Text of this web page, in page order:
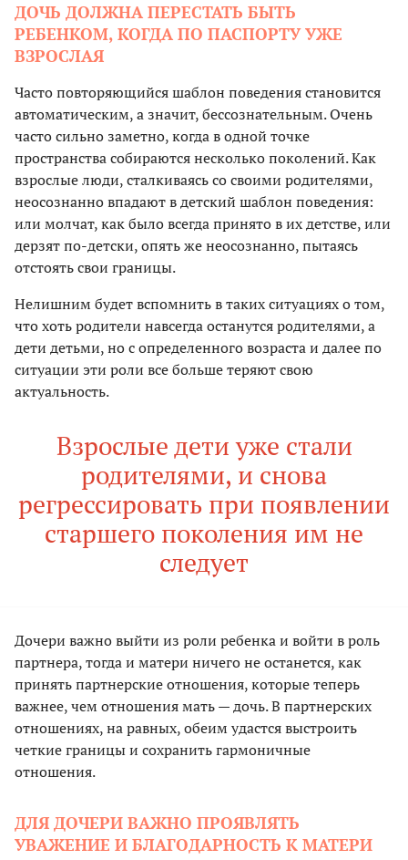
ДОЧЬ ДОЛЖНА ПЕРЕСТАТЬ БЫТЬ
РЕБЕНКОМ, КОГДА ПО ПАСПОРТУ УЖЕ
ВЗРОСЛАЯ
Часто повторяющийся шаблон поведения становится
автоматическим, а значит, бессознательным. Очень
часто сильно заметно, когда в одной точке
пространства собираются несколько поколений. Как
взрослые люди, сталкиваясь со своими родителями,
неосознанно впадают в детский шаблон поведения:
или молчат, как было всегда принято в их детстве, или
дерзят по-детски, опять же неосознанно, пытаясь
отстоять свои границы.
Нелишним будет вспомнить в таких ситуациях о том,
что хоть родители навсегда останутся родителями, а
дети детьми, но с определенного возраста и далее по
ситуации эти роли все больше теряют свою
актуальность.
Взрослые дети уже стали
родителями, и снова
регрессировать при появлении
старшего поколения им не
следует
Дочери важно выйти из роли ребенка и войти в роль
партнера, тогда и матери ничего не останется, как
принять партнерские отношения, которые теперь
важнее, чем отношения мать — дочь. В партнерских
отношениях, на равных, обеим удастся выстроить
четкие границы и сохранить гармоничные
отношения.
ДЛЯ ДОЧЕРИ ВАЖНО ПРОЯВЛЯТЬ
УВАЖЕНИЕ И БЛАГОДАРНОСТЬ К МАТЕРИ